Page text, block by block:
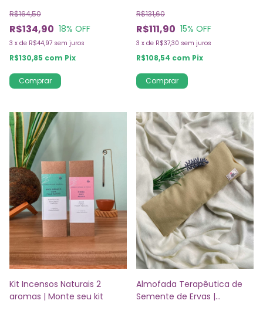
R$134,90
R$164,50
18% OFF
3 x de R$44,97 sem juros
R$130,85 com Pix
Comprar
R$111,90
R$131,60
15% OFF
3 x de R$37,30 sem juros
R$108,54 com Pix
Comprar
Kit Incensos Naturais 2
aromas | Monte seu kit
Almofada Terapêutica de
Semente de Ervas |